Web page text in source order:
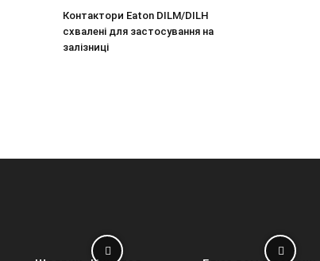
Контактори Eaton DILM/DILH
схвалені для застосування на
залізниці